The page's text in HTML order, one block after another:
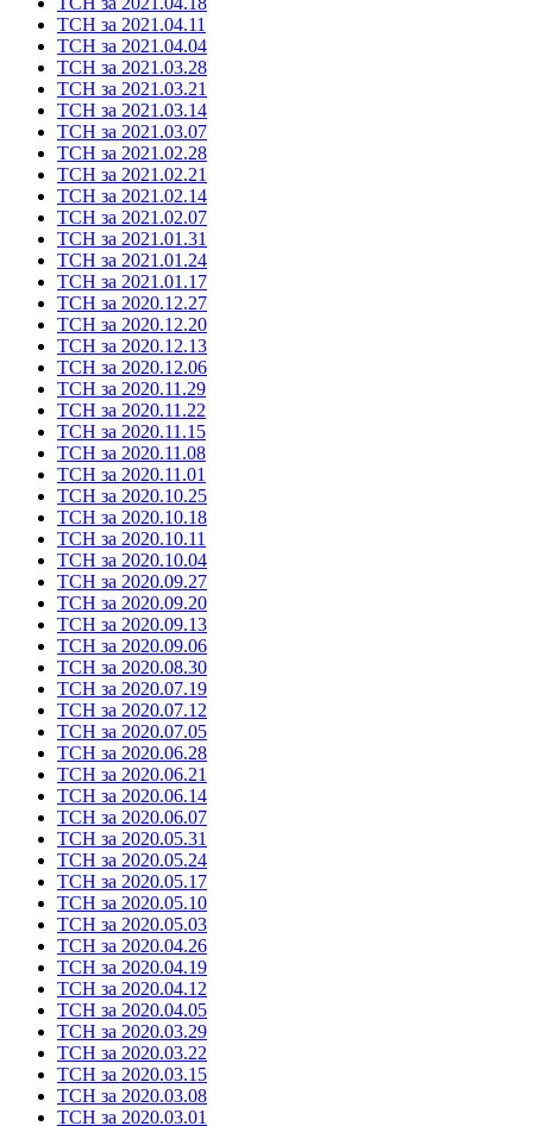
ТСН за 2021.04.11
ТСН за 2021.04.04
ТСН за 2021.03.28
ТСН за 2021.03.21
ТСН за 2021.03.14
ТСН за 2021.03.07
ТСН за 2021.02.28
ТСН за 2021.02.21
ТСН за 2021.02.14
ТСН за 2021.02.07
ТСН за 2021.01.31
ТСН за 2021.01.24
ТСН за 2021.01.17
ТСН за 2020.12.27
ТСН за 2020.12.20
ТСН за 2020.12.13
ТСН за 2020.12.06
ТСН за 2020.11.29
ТСН за 2020.11.22
ТСН за 2020.11.15
ТСН за 2020.11.08
ТСН за 2020.11.01
ТСН за 2020.10.25
ТСН за 2020.10.18
ТСН за 2020.10.11
ТСН за 2020.10.04
ТСН за 2020.09.27
ТСН за 2020.09.20
ТСН за 2020.09.13
ТСН за 2020.09.06
ТСН за 2020.08.30
ТСН за 2020.07.19
ТСН за 2020.07.12
ТСН за 2020.07.05
ТСН за 2020.06.28
ТСН за 2020.06.21
ТСН за 2020.06.14
ТСН за 2020.06.07
ТСН за 2020.05.31
ТСН за 2020.05.24
ТСН за 2020.05.17
ТСН за 2020.05.10
ТСН за 2020.05.03
ТСН за 2020.04.26
ТСН за 2020.04.19
ТСН за 2020.04.12
ТСН за 2020.04.05
ТСН за 2020.03.29
ТСН за 2020.03.22
ТСН за 2020.03.15
ТСН за 2020.03.08
ТСН за 2020.03.01